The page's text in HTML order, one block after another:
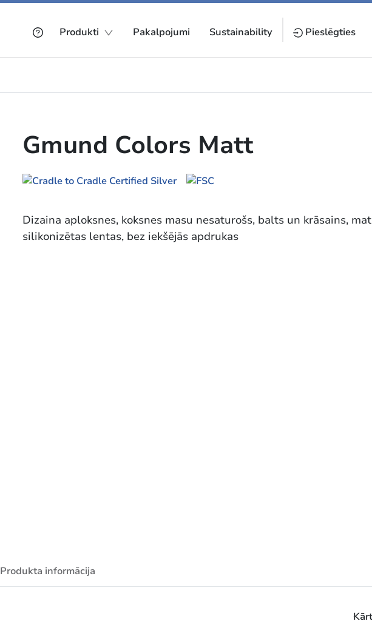
Produkti Pakalpojumi Sustainability Pieslēgties
Gmund Colors Matt
Dizaina aploksnes, koksnes masu nesaturošs, balts un krāsains,
silikonizētas lentas, bez iekšējās apdrukas
Produkta informācija